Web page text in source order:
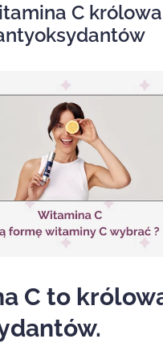
C królowa
C to